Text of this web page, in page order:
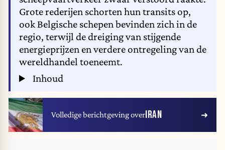
Grote rederijen schorten hun transits op,
ook Belgische schepen bevinden zich in de
regio, terwijl de dreiging van stijgende
energieprijzen en verdere ontregeling van de
wereldhandel toeneemt.
Inhoud
Volledige berichtgeving overIRAN